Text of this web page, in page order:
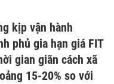
kịp vận hành
phủ gia hạn giá FIT
gian giãn cách xã
15-20% so với